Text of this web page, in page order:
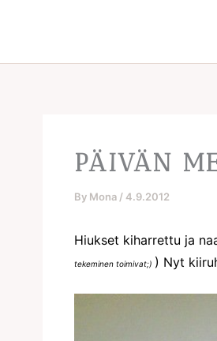
PÄIVÄN
By Mona /4.9.2012
Hiukset kiharrettu ja
tekeminen toimivat;) ) Nyt